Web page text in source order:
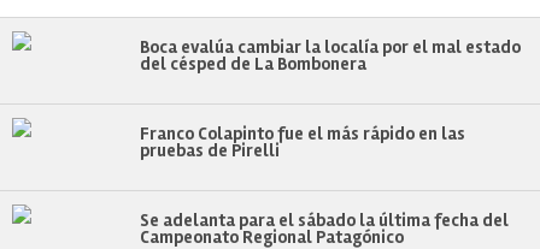
Boca evalúa cambiar la localía por el mal estado
del césped de La Bombonera
Franco Colapinto fue el más rápido en las
pruebas de Pirelli
Se adelanta para el sábado la última fecha del
Campeonato Regional Patagónico